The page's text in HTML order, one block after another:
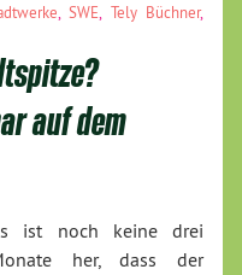
,SWE Tely Büchner,
auf dem
ist noch keine drei
her, dass der